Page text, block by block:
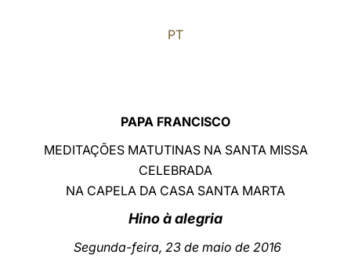
中文
PT
PAPA FRANCISCO
MEDITAÇÕES MATUTINAS NA SANTA MISSA
CELEBRADA
NA CAPELA DA CASA SANTA MARTA
Hino à alegria
Segunda-feira, 23 de maio de 2016